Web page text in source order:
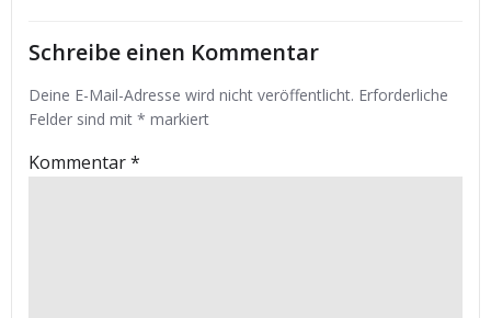
Schreibe einen Kommentar
Deine E-Mail-Adresse wird nicht veröffentlicht. Erforderliche
Felder sind mit * markiert
Kommentar*